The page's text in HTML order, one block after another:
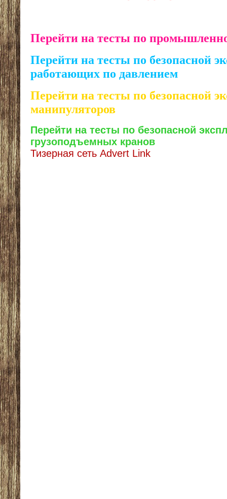
Перейти на тесты по
Перейти на тесты по безопасной
работающих по давлением
Перейти на тесты по безопасной
манипуляторов
Перейти на тесты по безопасной
грузоподъемных кранов
Тизерная сеть Advert Link